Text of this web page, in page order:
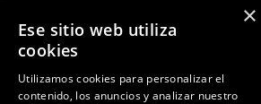
AntNOTICIA ANTERIOR
×
Ese sitio web utiliza
cookies
Utilizamos cookies para personalizar el
contenido, los anuncios y analizar nuestro